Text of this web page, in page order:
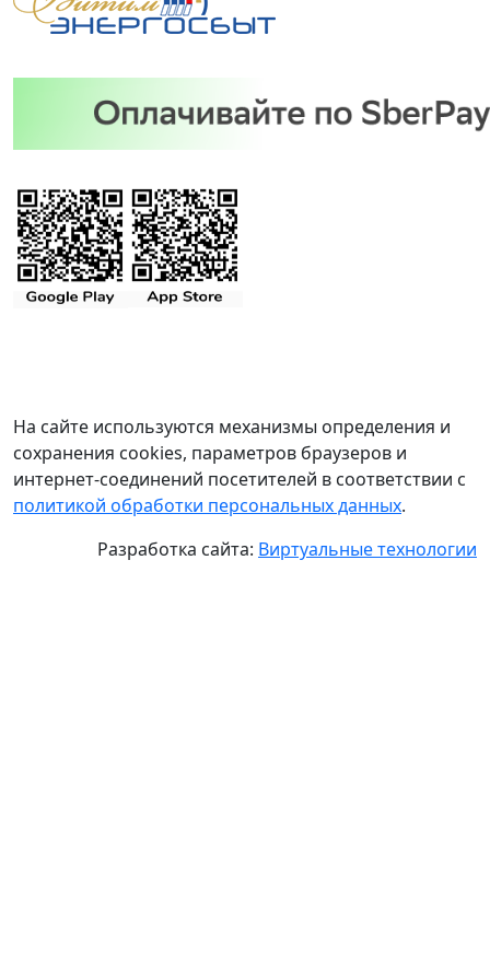
На сайте используются механизмы определения и
сохранения cookies, параметров браузеров и
интернет-соединений посетителей в соответствии с
политикой обработки персональных данных.
Разработка сайта: Виртуальные технологии